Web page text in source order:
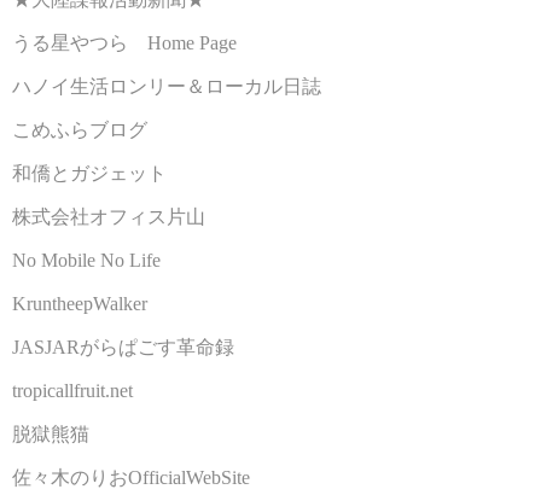
うる星やつら Home Page
ハノイ生活ロンリー＆ローカル日誌
こめふらブログ
和僑とガジェット
株式会社オフィス片山
No Mobile No Life
KruntheepWalker
JASJARがらぱごす革命録
tropicallfruit.net
脱獄熊猫
佐々木のりおOfficialWebSite